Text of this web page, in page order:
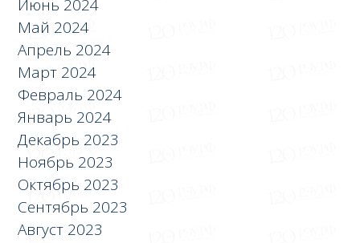
Июнь 2024
Май 2024
Апрель 2024
Март 2024
Февраль 2024
Январь 2024
Декабрь 2023
Ноябрь 2023
Октябрь 2023
Сентябрь 2023
Август 2023